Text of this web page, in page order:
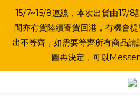
15/7~15/8連線，本次出貨由17/8
間亦有貨陸續寄貨回港，有機會
出不等齊，如需要等齊所有商品
圖再決定，可以